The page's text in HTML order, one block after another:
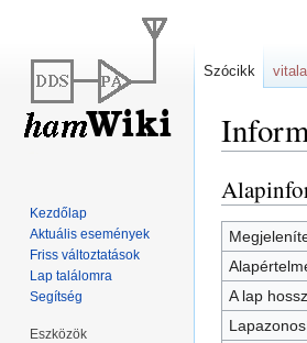
Ugrás
a
Ugrás
a
kereséshez
A lap
Szócikk
Kezdőlap
Aktuális események
Friss változtatások
Lap találomra
Segítség
Eszközök